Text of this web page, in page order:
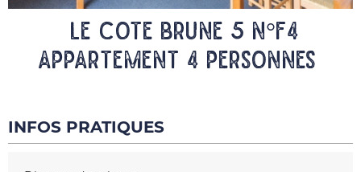
LE COTE BRUNE 5 N°F4
Appartement 4 personnes
INFOS PRATIQUES